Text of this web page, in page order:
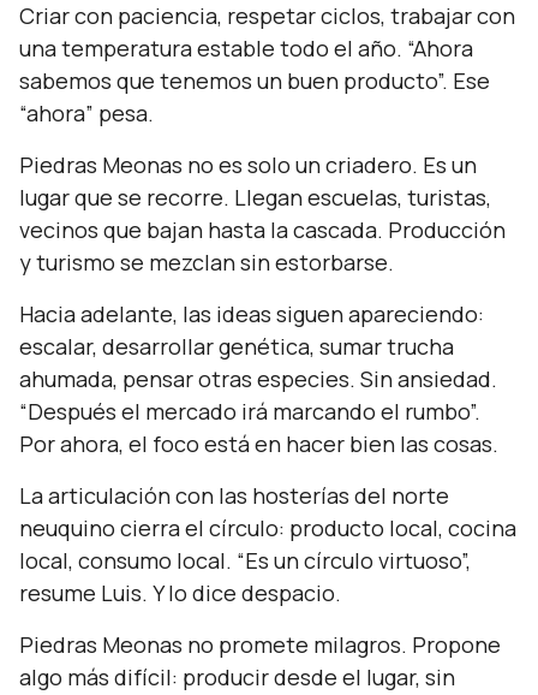
Criar con paciencia, respetar ciclos, trabajar con
una temperatura estable todo el año. “Ahora
sabemos que tenemos un buen producto”. Ese
“ahora” pesa.
Piedras Meonas no es solo un criadero. Es un
lugar que se recorre. Llegan escuelas, turistas,
vecinos que bajan hasta la cascada. Producción
y turismo se mezclan sin estorbarse.
Hacia adelante, las ideas siguen apareciendo:
escalar, desarrollar genética, sumar trucha
ahumada, pensar otras especies. Sin ansiedad.
“Después el mercado irá marcando el rumbo”.
Por ahora, el foco está en hacer bien las cosas.
La articulación con las hosterías del norte
neuquino cierra el círculo: producto local, cocina
local, consumo local. “Es un círculo virtuoso”,
resume Luis. Y lo dice despacio.
Piedras Meonas no promete milagros. Propone
algo más difícil: producir desde el lugar, sin